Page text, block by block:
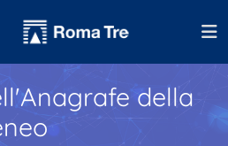
della